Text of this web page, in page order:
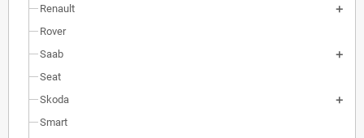
Renault
Rover
Saab
Seat
Skoda
Smart